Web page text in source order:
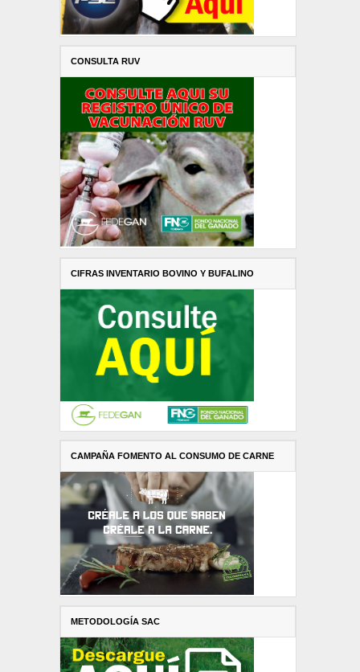
CONSULTA RUV
CIFRAS INVENTARIO BOVINO Y BUFALINO
CAMPAÑA FOMENTO AL CONSUMO DE CARNE
METODOLOGÍA SAC